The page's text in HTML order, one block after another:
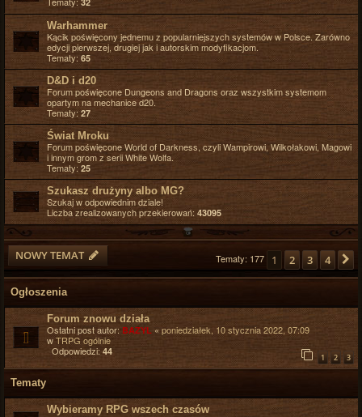
Warhammer
Kącik poświęcony jednemu z popularniejszych systemów w Polsce. Zarówno
edycji pierwszej, drugiej jak i autorskim modyfikacjom.
Tematy: 65
D&D i d20
Forum poświęcone Dungeons and Dragons oraz wszystkim systemom
opartym na mechanice d20.
Tematy: 27
Świat Mroku
Forum poświęcone World of Darkness, czyli Wampirowi, Wilkołakowi, Magowi
i innym grom z serii White Wolfa.
Tematy: 25
Szukasz drużyny albo MG?
Szukaj w odpowiednim dziale!
Liczba zrealizowanych przekierowań: 43095
NOWY TEMAT Tematy: 177 1 2 3 4
Ogłoszenia
Forum znowu działa
Ostatni post autor: BAZYL « poniedziałek, 10 stycznia 2022, 07:09
wTRPG ogólnie
Odpowiedzi: 44
1 2 3
Tematy
Wybieramy RPG wszech czasów